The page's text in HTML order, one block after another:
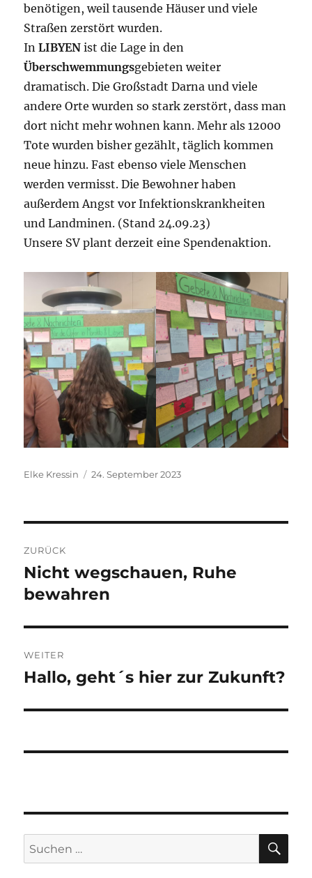
benötigen, weil tausende Häuser und viele
Straßen zerstört wurden.
InLIBYEN ist die Lage in den
Überschwemmungsgebieten weiter
dramatisch. Die Großstadt Darna und viele
andere Orte wurden so stark zerstört, dass man
dort nicht mehr wohnen kann. Mehr als 12000
Tote wurden bisher gezählt, täglich kommen
neue hinzu. Fast ebenso viele Menschen
werden vermisst. Die Bewohner haben
außerdem Angst vor Infektionskrankheiten
und Landminen. (Stand 24.09.23)
Unsere SV plant derzeit eine Spendenaktion.
Autor
Elke Kressin
Veröffentlicht
24. September 2023
ZURÜCK
Vorheriger
Beitrag:
Nicht wegschauen, Ruhe
bewahren
WEITER
Nächster
Hallo, geht´s hier zur Zukunft?
Suchen
nach: